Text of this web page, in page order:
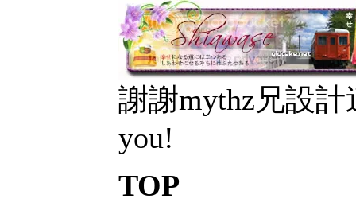
謝謝mythz兄設
you!
TOP